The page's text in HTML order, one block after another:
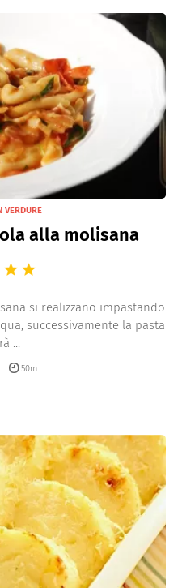
VERDURE
alla molisana
si realizzano impastando
successivamente la pasta
...
50m